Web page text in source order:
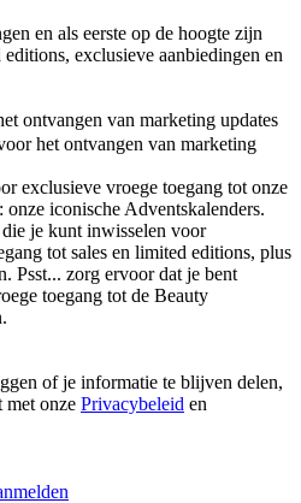
en als eerste op de hoogte zijn
exclusieve aanbiedingen en
ontvangen van marketing updates
het ontvangen van marketing
exclusieve vroege toegang tot onze
iconische Adventskalenders.
je kunt inwisselen voor
tot sales en limited editions, plus
Psst... zorg ervoor dat je bent
toegang tot de Beauty
of je informatie te blijven delen,
met onze Privacybeleid en